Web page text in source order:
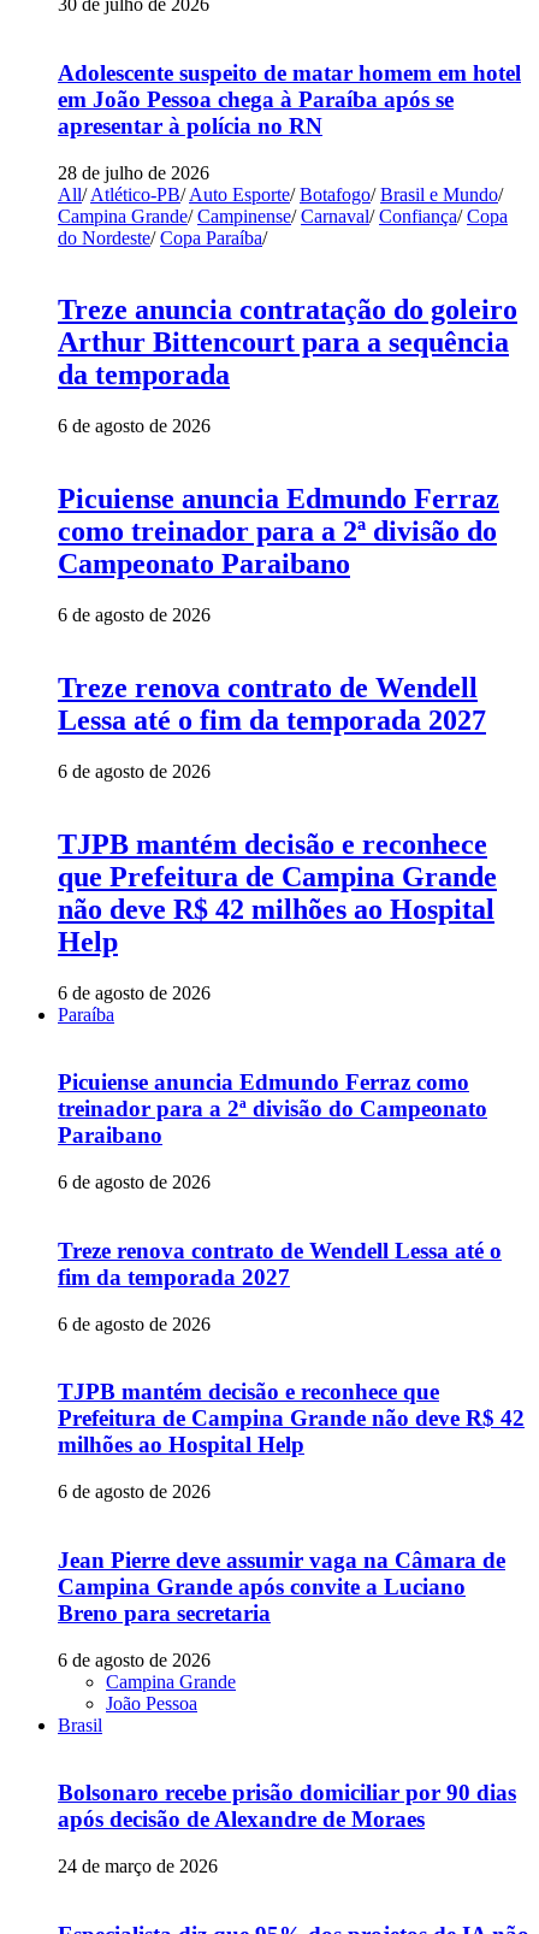
30 de julho de 2026
Adolescente suspeito de matar homem em hotel
em João Pessoa chega à Paraíba após se
apresentar à polícia no RN
28 de julho de 2026
All/ Atlético-PB/ Auto Esporte/ Botafogo/ Brasil e Mundo/
Campina Grande/ Campinense/ Carnaval/ Confiança/ Copa
do Nordeste/ Copa Paraíba/
Treze anuncia contratação do goleiro
Arthur Bittencourt para a sequência
da temporada
6 de agosto de 2026
Picuiense anuncia Edmundo Ferraz
como treinador para a 2ª divisão do
Campeonato Paraibano
6 de agosto de 2026
Treze renova contrato de Wendell
Lessa até o fim da temporada 2027
6 de agosto de 2026
TJPB mantém decisão e reconhece
que Prefeitura de Campina Grande
não deve R$ 42 milhões ao Hospital
Help
6 de agosto de 2026
Paraíba
Picuiense anuncia Edmundo Ferraz como
treinador para a 2ª divisão do Campeonato
Paraibano
6 de agosto de 2026
Treze renova contrato de Wendell Lessa até o
fim da temporada 2027
6 de agosto de 2026
TJPB mantém decisão e reconhece que
Prefeitura de Campina Grande não deve R$ 42
milhões ao Hospital Help
6 de agosto de 2026
Jean Pierre deve assumir vaga na Câmara de
Campina Grande após convite a Luciano
Breno para secretaria
6 de agosto de 2026
Campina Grande
João Pessoa
Brasil
Bolsonaro recebe prisão domiciliar por 90 dias
após decisão de Alexandre de Moraes
24 de março de 2026